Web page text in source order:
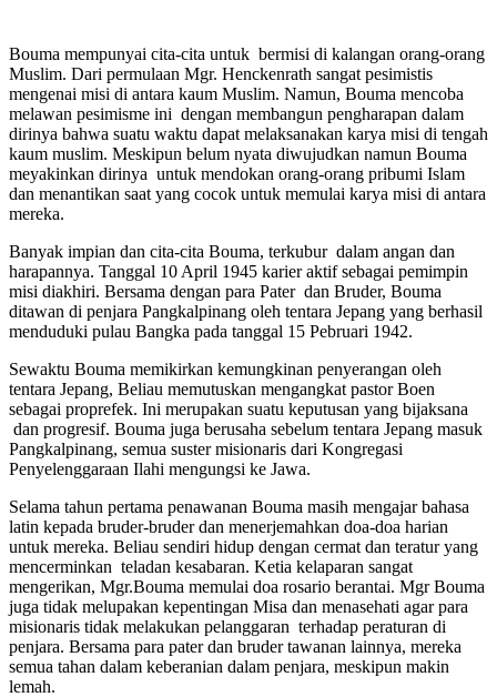
Bouma mempunyai cita-cita untuk bermisi di kalangan orang-orang
Muslim. Dari permulaan Mgr. Henckenrath sangat pesimistis
mengenai misi di antara kaum Muslim. Namun, Bouma mencoba
melawan pesimisme ini dengan membangun pengharapan dalam
dirinya bahwa suatu waktu dapat melaksanakan karya misi di tengah
kaum muslim. Meskipun belum nyata diwujudkan namun Bouma
meyakinkan dirinya untuk mendokan orang-orang pribumi Islam
dan menantikan saat yang cocok untuk memulai karya misi di antara
mereka.
Banyak impian dan cita-cita Bouma, terkubur dalam angan dan
harapannya. Tanggal 10 April 1945 karier aktif sebagai pemimpin
misi diakhiri. Bersama dengan para Pater dan Bruder, Bouma
ditawan di penjara Pangkalpinang oleh tentara Jepang yang berhasil
menduduki pulau Bangka pada tanggal 15 Pebruari 1942.
Sewaktu Bouma memikirkan kemungkinan penyerangan oleh
tentara Jepang, Beliau memutuskan mengangkat pastor Boen
sebagai proprefek. Ini merupakan suatu keputusan yang bijaksana
dan progresif. Bouma juga berusaha sebelum tentara Jepang masuk
Pangkalpinang, semua suster misionaris dari Kongregasi
Penyelenggaraan Ilahi mengungsi ke Jawa.
Selama tahun pertama penawanan Bouma masih mengajar bahasa
latin kepada bruder-bruder dan menerjemahkan doa-doa harian
untuk mereka. Beliau sendiri hidup dengan cermat dan teratur yang
mencerminkan teladan kesabaran. Ketia kelaparan sangat
mengerikan, Mgr.Bouma memulai doa rosario berantai. Mgr Bouma
juga tidak melupakan kepentingan Misa dan menasehati agar para
misionaris tidak melakukan pelanggaran terhadap peraturan di
penjara. Bersama para pater dan bruder tawanan lainnya, mereka
semua tahan dalam keberanian dalam penjara, meskipun makin
lemah.